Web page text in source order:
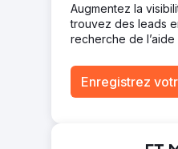
Augmentez la
trouvez des leads
recherche de l’aide
Enregistrez